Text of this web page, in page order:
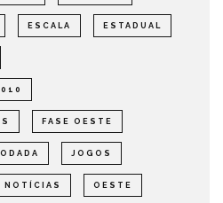
ESCALA ESTADUAL
FASE OESTE
JOGOS
NOTÍCIAS OESTE